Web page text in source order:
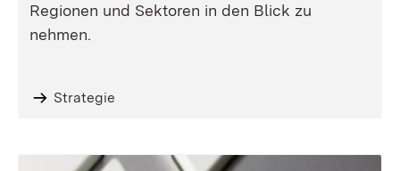
Regionen und Sektoren in den Blick zu
nehmen.
Strategie